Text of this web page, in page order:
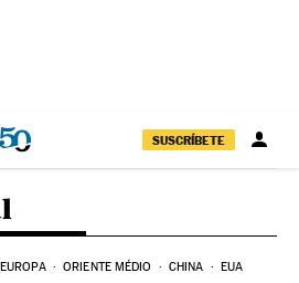
SUSCRÍBETE
EUROPA ORIENTE MÉDIO CHINA EUA